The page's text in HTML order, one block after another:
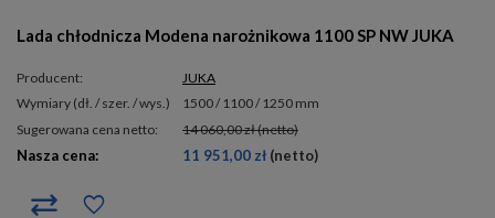
Lada chłodnicza Modena narożnikowa 1100 SP NW JUKA
Producent:
JUKA
wymiary (dł. / szer. / wys.)
1500 / 1100 / 1250 mm
Sugerowana cena netto:
14 060,00 zł(netto)
Nasza cena: 11 951,00 zł (netto)